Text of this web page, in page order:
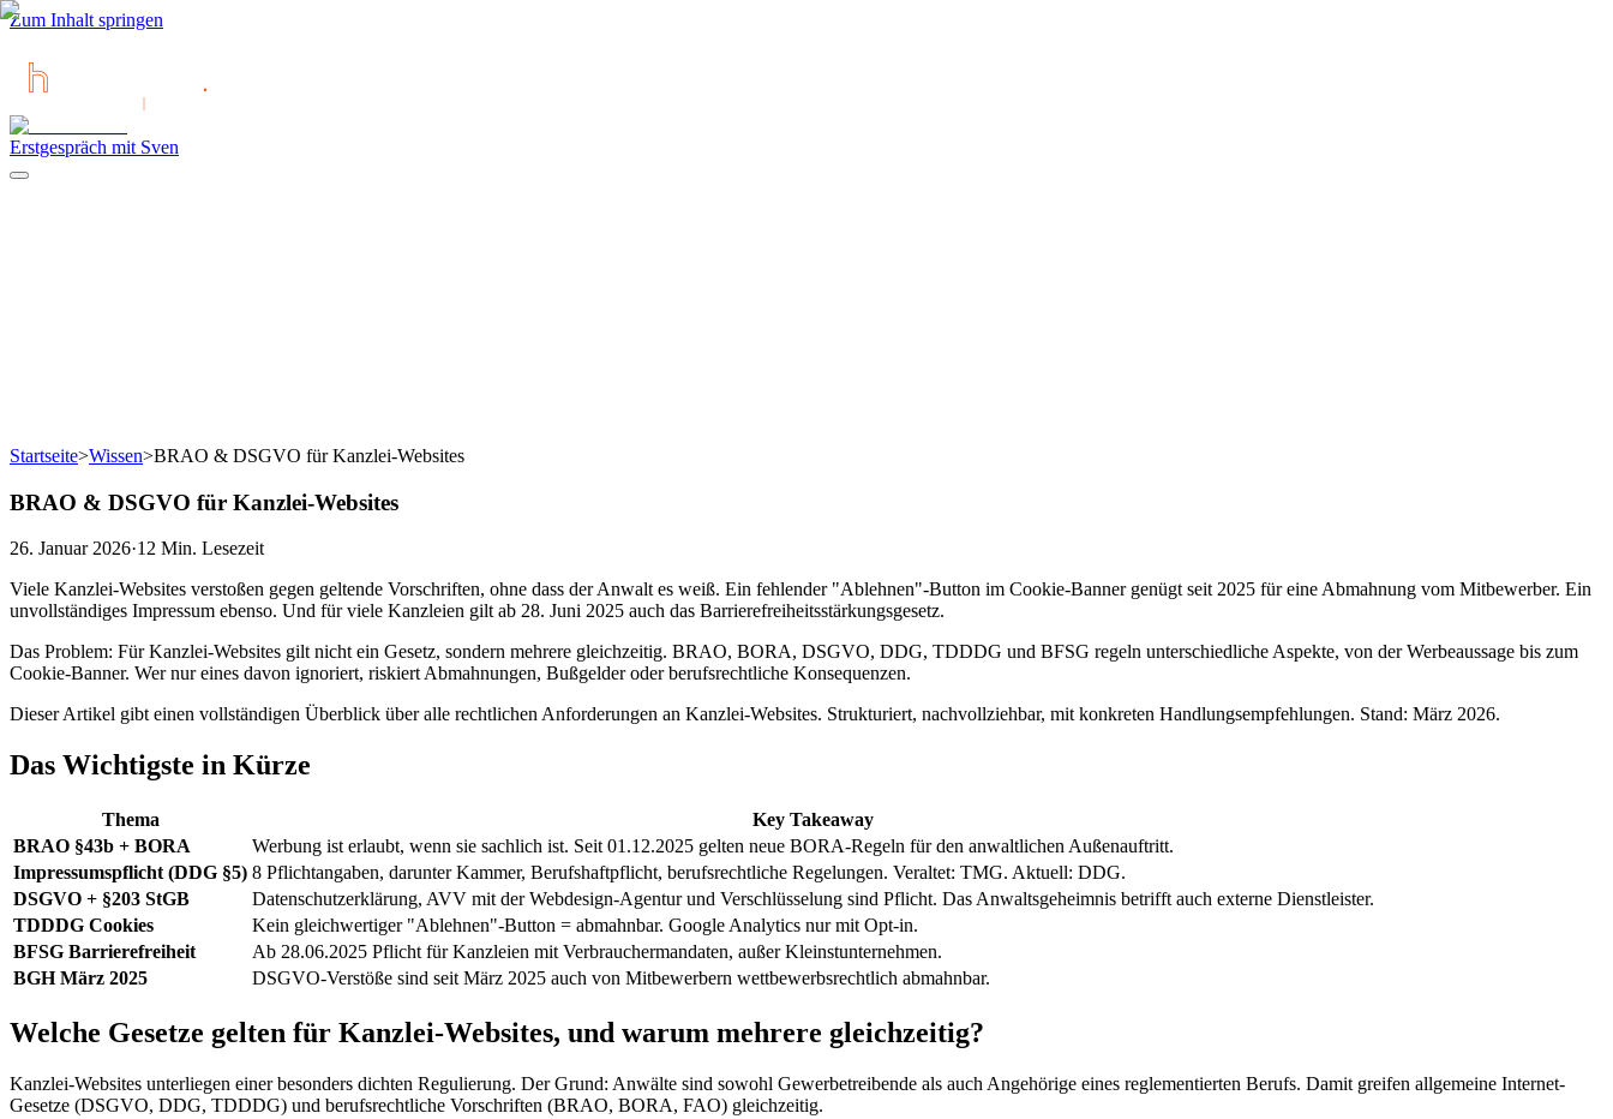
Zum Inhalt springen
Erstgespräch mit Sven
Startseite>Wissen>BRAO & DSGVO für Kanzlei-Websites
BRAO & DSGVO für Kanzlei-Websites
26. Januar 2026·12 Min. Lesezeit
Viele Kanzlei-Websites verstoßen gegen geltende Vorschriften, ohne dass der Anwalt es weiß. Ein fehlender "Ablehnen"-Button im Cookie-Banner genügt seit 2025 für eine Abmahnung vom Mitbewerber. Ein
unvollständiges Impressum ebenso. Und für viele Kanzleien gilt ab 28. Juni 2025 auch das Barrierefreiheitsstärkungsgesetz.
Das Problem: Für Kanzlei-Websites gilt nicht ein Gesetz, sondern mehrere gleichzeitig. BRAO, BORA, DSGVO, DDG, TDDDG und BFSG regeln unterschiedliche Aspekte, von der Werbeaussage bis zum
Cookie-Banner. Wer nur eines davon ignoriert, riskiert Abmahnungen, Bußgelder oder berufsrechtliche Konsequenzen.
Dieser Artikel gibt einen vollständigen Überblick über alle rechtlichen Anforderungen an Kanzlei-Websites. Strukturiert, nachvollziehbar, mit konkreten Handlungsempfehlungen. Stand: März 2026.
Das Wichtigste in Kürze
Thema
Key Takeaway
BRAO §43b + BORA
Werbung ist erlaubt, wenn sie sachlich ist. Seit 01.12.2025 gelten neue BORA-Regeln für den anwaltlichen Außenauftritt.
Impressumspflicht (DDG §5) 8 Pflichtangaben, darunter Kammer, Berufshaftpflicht, berufsrechtliche Regelungen. Veraltet: TMG. Aktuell: DDG.
DSGVO + §203 StGB
Datenschutzerklärung, AVV mit der Webdesign-Agentur und Verschlüsselung sind Pflicht. Das Anwaltsgeheimnis betrifft auch externe Dienstleister.
TDDDG Cookies
Kein gleichwertiger "Ablehnen"-Button = abmahnbar. Google Analytics nur mit Opt-in.
BFSG Barrierefreiheit
Ab 28.06.2025 Pflicht für Kanzleien mit Verbrauchermandaten, außer Kleinstunternehmen.
BGH März 2025
DSGVO-Verstöße sind seit März 2025 auch von Mitbewerbern wettbewerbsrechtlich abmahnbar.
Welche Gesetze gelten für Kanzlei-Websites, und warum mehrere gleichzeitig?
Kanzlei-Websites unterliegen einer besonders dichten Regulierung. Der Grund: Anwälte sind sowohl Gewerbetreibende als auch Angehörige eines reglementierten Berufs. Damit greifen allgemeine Internet-
Gesetze (DSGVO, DDG, TDDDG) und berufsrechtliche Vorschriften (BRAO, BORA, FAO) gleichzeitig.